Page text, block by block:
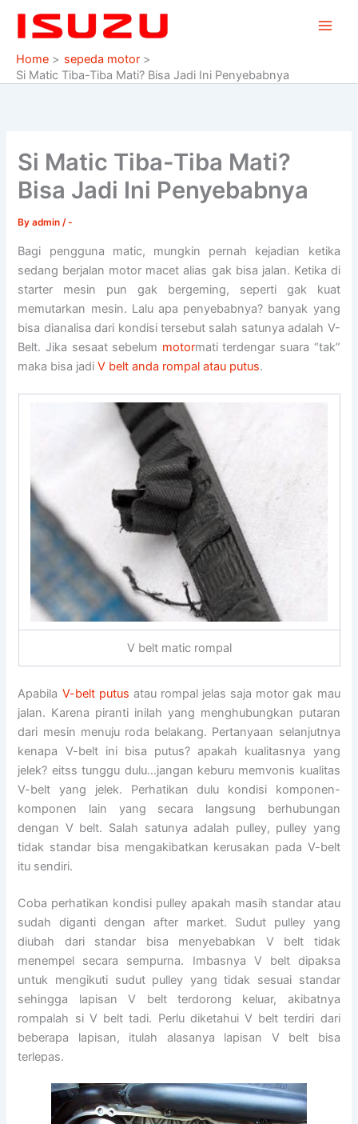
Home
sepeda motor
Si Matic Tiba-Tiba Mati? Bisa Jadi Ini Penyebabnya
Si Matic Tiba-Tiba Mati?
Bisa Jadi Ini Penyebabnya
Byadmin /-
Bagi pengguna matic, mungkin pernah kejadian ketika
sedang berjalan motor macet alias gak bisa jalan. Ketika di
starter mesin pun gak bergeming, seperti gak kuat
memutarkan mesin. Lalu apa penyebabnya? banyak yang
bisa dianalisa dari kondisi tersebut salah satunya adalah V-
Belt. Jika sesaat sebelum motormati terdengar suara “tak”
maka bisa jadiV belt anda rompal atau putus.
V belt matic rompal
Apabila V-belt putus atau rompal jelas saja motor gak mau
jalan. Karena piranti inilah yang menghubungkan putaran
dari mesin menuju roda belakang. Pertanyaan selanjutnya
kenapa V-belt ini bisa putus? apakah kualitasnya yang
jelek? eitss tunggu dulu…jangan keburu memvonis kualitas
V-belt yang jelek. Perhatikan dulu kondisi komponen-
komponen lain yang secara langsung berhubungan
dengan V belt. Salah satunya adalah pulley, pulley yang
tidak standar bisa mengakibatkan kerusakan pada V-belt
itu sendiri.
Coba perhatikan kondisi pulley apakah masih standar atau
sudah diganti dengan after market. Sudut pulley yang
diubah dari standar bisa menyebabkan V belt tidak
menempel secara sempurna. Imbasnya V belt dipaksa
untuk mengikuti sudut pulley yang tidak sesuai standar
sehingga lapisan V belt terdorong keluar, akibatnya
rompalah si V belt tadi. Perlu diketahui V belt terdiri dari
beberapa lapisan, itulah alasanya lapisan V belt bisa
terlepas.